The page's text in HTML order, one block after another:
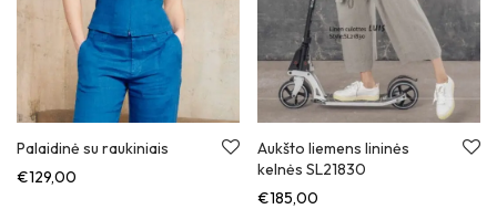
Palaidinė su raukiniais
€129,00
Aukšto liemens lininės
kelnės SL21830
€185,00